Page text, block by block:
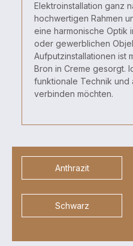
Elektroinstallation ganz
hochwertigen Rahmen
eine harmonische Optik
oder gewerblichen
Aufputzinstallationen ist
Bron in Creme gesorgt.
funktionale Technik und
verbinden möchten.
Anthrazit
Schwarz